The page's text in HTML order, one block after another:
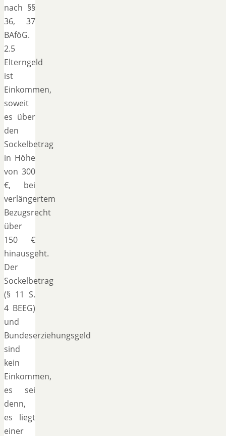
nach §§
36, 37
BAföG.
2.5
Elterngeld
ist
Einkommen,
soweit
es über
den
Sockelbetrag
in Höhe
von 300
€, bei
verlängertem
Bezugsrecht
über
150 €
hinausgeht.
Der
Sockelbetrag
(§ 11 S.
4 BEEG)
und
Bundeserziehungsgeld
sind
kein
Einkommen,
es sei
denn,
es liegt
einer